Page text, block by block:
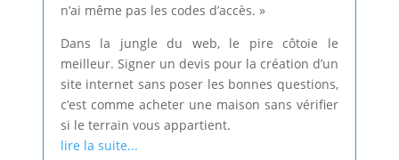
n’ai même pas les codes d’accès. »
Dans la jungle du web, le pire côtoie le
meilleur. Signer un devis pour la création d’un
site internet sans poser les bonnes questions,
c’est comme acheter une maison sans vérifier
si le terrain vous appartient.
lire la suite...